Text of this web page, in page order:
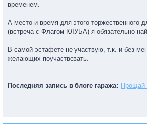
временем.
А место и время для этого торжественного
(встреча с Флагом КЛУБА) я обязательно
В самой эстафете не участвую, т.к. и без
желающих поучаствовать.
Последняя запись в блоге гаража: Прощай